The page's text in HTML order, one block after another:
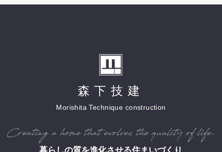
森下技建
Morishita Technique construction